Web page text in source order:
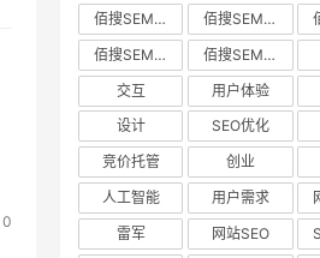
0
佰搜SEM • 2022年5月9日 下午6:03 • 电商运营 佰搜SEM • 2022年5月9日 下午6:02 • 电商运营
佰搜SEM • 2022年5月9日 下午6:01 • 电商运营
佰搜SEM • 2022年5月9日 下午6:00 • 电商运营
交互
用户体验
设计
SEO优化
竞价托管
创业
人工智能
用户需求
雷军
网站SEO